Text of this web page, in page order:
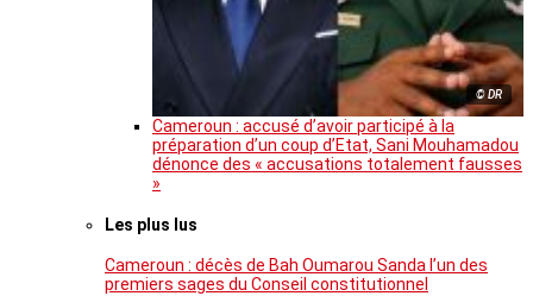
© DR
Cameroun : accusé d’avoir participé à la
préparation d’un coup d’Etat, Sani Mouhamadou
dénonce des « accusations totalement fausses
»
Les plus lus
Cameroun : décès de Bah Oumarou Sanda l’un des
premiers sages du Conseil constitutionnel